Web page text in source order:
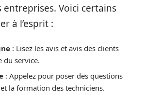
Voici certains
à l’esprit :
: Lisez les avis et avis des clients
du service.
: Appelez pour poser des questions
la formation des techniciens.